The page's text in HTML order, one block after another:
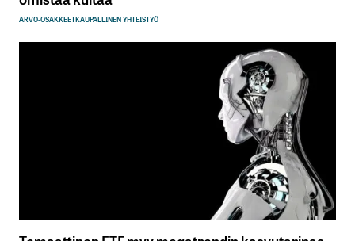
ARVO-OSAKKEETKAUPALLINEN YHTEISTYÖ